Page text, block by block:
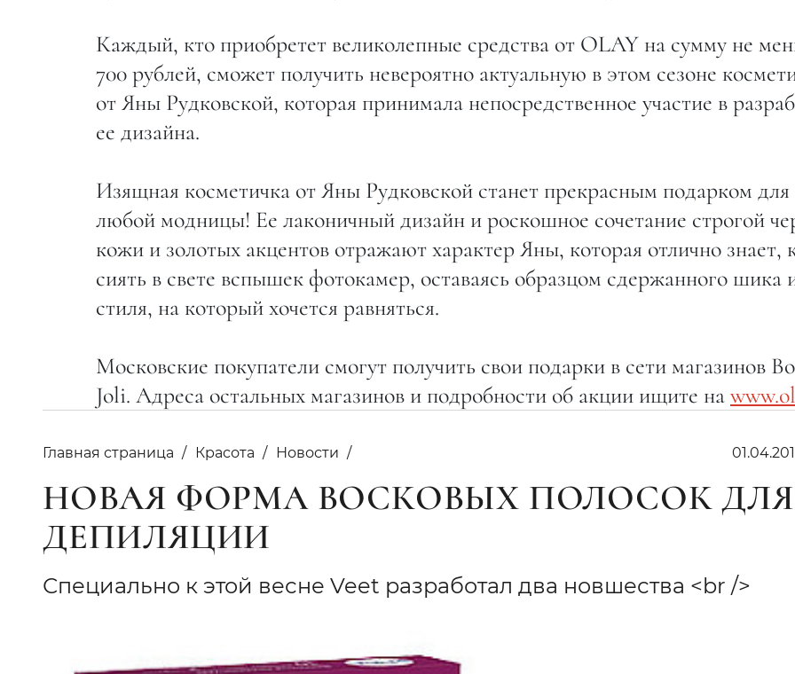
Каждый, кто приобретет великолепные средства от OLAY на сумму не
700 рублей, сможет получить невероятно актуальную в этом сезоне
от Яны Рудковской, которая принимала непосредственное участие в
ее дизайна.
Изящная косметичка от Яны Рудковской станет прекрасным подарком для
любой модницы! Ее лаконичный дизайн и роскошное сочетание строгой
кожи и золотых акцентов отражают характер Яны, которая отлично знает,
сиять в свете вспышек фотокамер, оставаясь образцом сдержанного шика
стиля, на который хочется равняться.
Московские покупатели смогут получить свои подарки в сети магазинов
Joli. Адреса остальных магазинов и подробности об акции ищите на
Главная страница Красота Новости
НОВАЯ ФОРМА ВОСКОВЫХ ПОЛОСОК ДЛЯ
ДЕПИЛЯЦИИ
Специально к этой весне Veet разработал два новшества <br />